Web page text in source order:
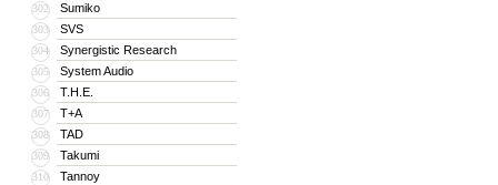
302 Sumiko
303 SVS
304 Synergistic Research
305 System Audio
306 T.H.E.
307 T+A
308 TAD
309 Takumi
310 Tannoy